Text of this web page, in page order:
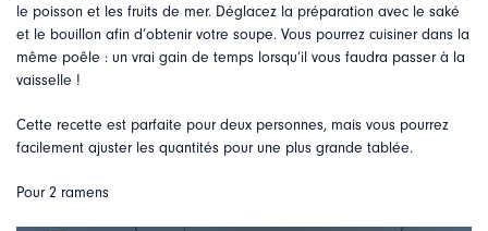
le poisson et les fruits de mer. Déglacez la préparation avec le saké
et le bouillon afin d’obtenir votre soupe. Vous pourrez cuisiner dans la
même poêle : un vrai gain de temps lorsqu’il vous faudra passer à la
vaisselle !
Cette recette est parfaite pour deux personnes, mais vous pourrez
facilement ajuster les quantités pour une plus grande tablée.
Pour 2 ramens